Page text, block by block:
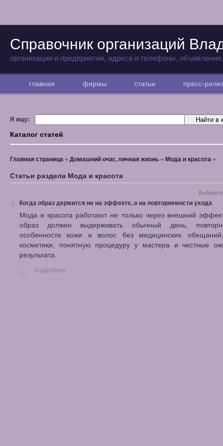
Справочник организаций
организации и предприятия, адреса и телефоны,
главная фирмы статьи пресс-
Я ищу:
Каталог статей
Главная страница Домашний очаг, личная жизнь Мода и красота
Статьи раздела Мода и красота
1. Когда образ держится не на эффекте, а на повторяемости ухода
Мода и красота работают не только через внешний
образ должен выдерживать обычный день,
особенности кожи и волос без медицинских обещаний,
косметики, понятную процедуру у мастера и честные
результата.
...
подробнее